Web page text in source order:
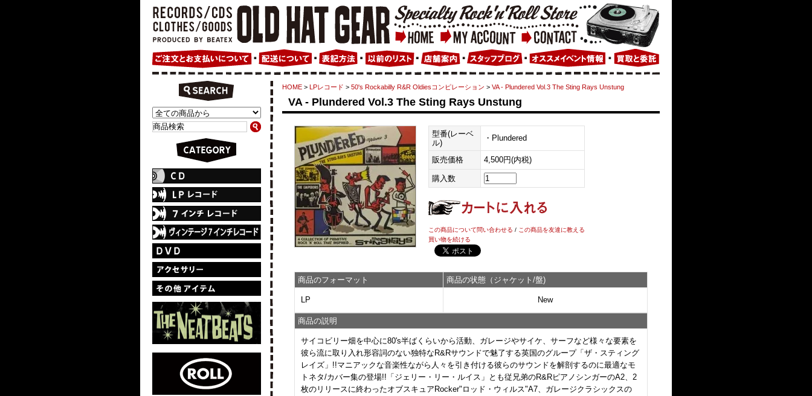
HOME > LPレコード > 50's Rockabilly R&R Oldiesコンピレーション > VA - Plundered Vol.3 The Sting Rays Unstung
VA - Plundered Vol.3 The Sting Rays Unstung
型番(レーベ
ル)
・Plundered
販売価格 4,500円(内税)
購入数
この商品について問い合わせる / この商品を友達に教える
買い物を続ける
商品のフォーマット 商品の状態（ジャケット/盤)
LP New
商品の説明
サイコビリー畑を中心に80's半ばくらいから活動、ガレージやサイケ、サーフなど様々な要素を
彼ら流に取り入れ形容詞のない独特なR&Rサウンドで魅了する英国のグループ「ザ・スティング
レイズ」!!マニアックな音楽性ながら人々を引き付ける彼らのサウンドを解剖するのに最適なモ
トネタ/カバー集の登場!!「ジェリー・リー・ルイス」とも従兄弟のR&RピアノシンガーのA2、2
枚のリリースに終わったオブスキュアRocker"ロッド・ウィルス"A7、ガレージクラシックスの